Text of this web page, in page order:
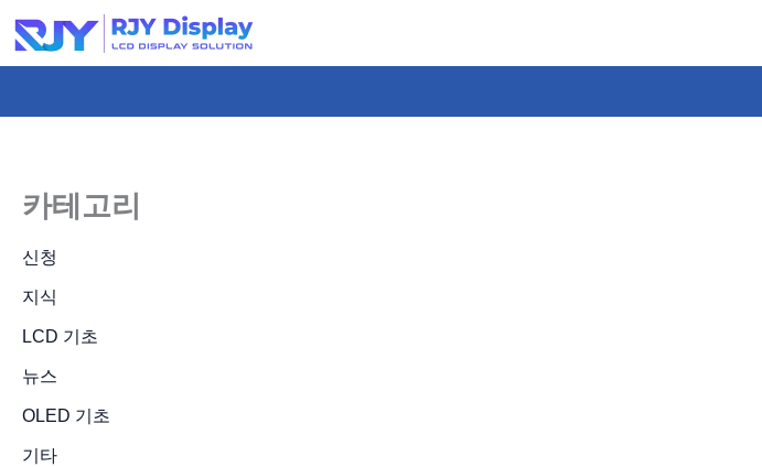
콘
텐
로
카테고리
신청
지식
LCD 기초
뉴스
OLED 기초
기타